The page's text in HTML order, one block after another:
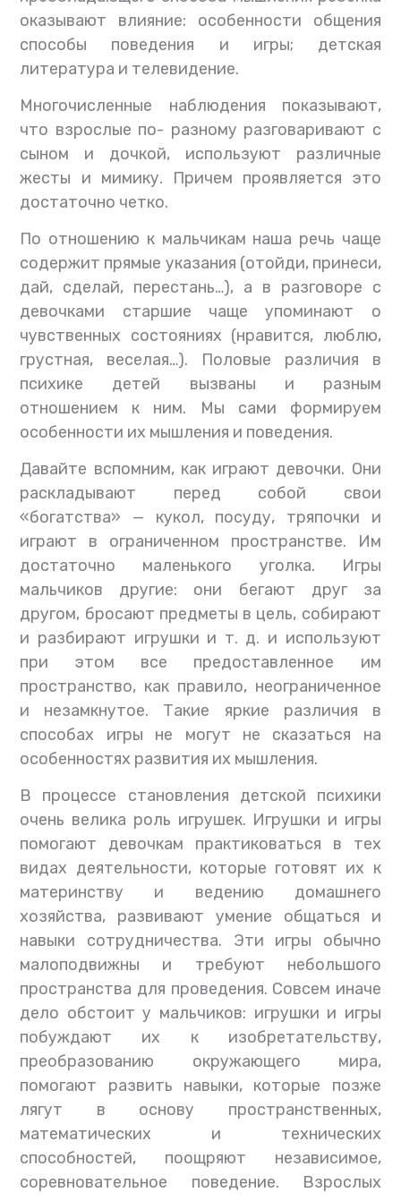
оказывают влияние: особенности общения
способы поведения и игры; детская
литература и телевидение.
Многочисленные наблюдения показывают,
что взрослые по- разному разговаривают с
сыном и дочкой, используют различные
жесты и мимику. Причем проявляется это
достаточно четко.
По отношению к мальчикам наша речь чаще
содержит прямые указания (отойди, принеси,
дай, сделай, перестань…), а в разговоре с
девочками старшие чаще упоминают о
чувственных состояниях (нравится, люблю,
грустная, веселая…). Половые различия в
психике детей вызваны и разным
отношением к ним. Мы сами формируем
особенности их мышления и поведения.
Давайте вспомним, как играют девочки. Они
раскладывают перед собой свои
«богатства» — кукол, посуду, тряпочки и
играют в ограниченном пространстве. Им
достаточно маленького уголка. Игры
мальчиков другие: они бегают друг за
другом, бросают предметы в цель, собирают
и разбирают игрушки и т. д. и используют
при этом все предоставленное им
пространство, как правило, неограниченное
и незамкнутое. Такие яркие различия в
способах игры не могут не сказаться на
особенностях развития их мышления.
В процессе становления детской психики
очень велика роль игрушек. Игрушки и игры
помогают девочкам практиковаться в тех
видах деятельности, которые готовят их к
материнству и ведению домашнего
хозяйства, развивают умение общаться и
навыки сотрудничества. Эти игры обычно
малоподвижны и требуют небольшого
пространства для проведения. Совсем иначе
дело обстоит у мальчиков: игрушки и игры
побуждают их к изобретательству,
преобразованию окружающего мира,
помогают развить навыки, которые позже
лягут в основу пространственных,
математических и технических
способностей, поощряют независимое,
соревновательное поведение. Взрослых